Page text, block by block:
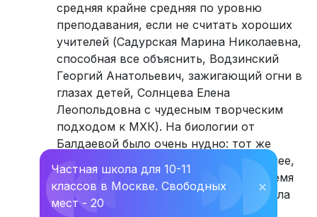
средняя крайне средняя по уровню
преподавания, если не считать хороших
учителей (Садурская Марина Николаевна,
способная все объяснить, Водзинский
Георгий Анатольевич, зажигающий огни в
глазах детей, Солнцева Елена
Леопольдовна с чудесным творческим
подходом к МХК). На биологии от
Балдаевой было очень нудно: тот же
материал можно рассказать интереснее,
короче и дополнить в оставшееся время
интересными фактами. Географиня была
специфична, но уроки интересными.
Частная школа для 10-11
классов в Москве. Свободных
мест - 20
⛌